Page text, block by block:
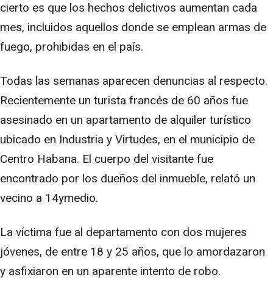
cierto es que los hechos delictivos aumentan cada
mes, incluidos aquellos donde se emplean armas de
fuego, prohibidas en el país.
Todas las semanas aparecen denuncias al respecto.
Recientemente un turista francés de 60 años fue
asesinado en un apartamento de alquiler turístico
ubicado en Industria y Virtudes, en el municipio de
Centro Habana. El cuerpo del visitante fue
encontrado por los dueños del inmueble, relató un
vecino a 14ymedio.
La víctima fue al departamento con dos mujeres
jóvenes, de entre 18 y 25 años, que lo amordazaron
y asfixiaron en un aparente intento de robo.